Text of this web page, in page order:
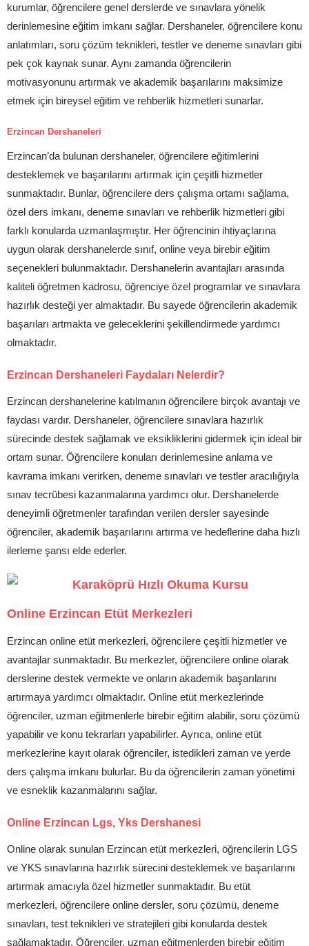
kurumlar, öğrencilere genel derslerde ve sınavlara yönelik
derinlemesine eğitim imkanı sağlar. Dershaneler, öğrencilere konu
anlatımları, soru çözüm teknikleri, testler ve deneme sınavları gibi
pek çok kaynak sunar. Aynı zamanda öğrencilerin
motivasyonunu artırmak ve akademik başarılarını maksimize
etmek için bireysel eğitim ve rehberlik hizmetleri sunarlar.
Erzincan Dershaneleri
Erzincan’da bulunan dershaneler, öğrencilere eğitimlerini
desteklemek ve başarılarını artırmak için çeşitli hizmetler
sunmaktadır. Bunlar, öğrencilere ders çalışma ortamı sağlama,
özel ders imkanı, deneme sınavları ve rehberlik hizmetleri gibi
farklı konularda uzmanlaşmıştır. Her öğrencinin ihtiyaçlarına
uygun olarak dershanelerde sınıf, online veya birebir eğitim
seçenekleri bulunmaktadır. Dershanelerin avantajları arasında
kaliteli öğretmen kadrosu, öğrenciye özel programlar ve sınavlara
hazırlık desteği yer almaktadır. Bu sayede öğrencilerin akademik
başarıları artmakta ve geleceklerini şekillendirmede yardımcı
olmaktadır.
Erzincan Dershaneleri Faydaları Nelerdir?
Erzincan dershanelerine katılmanın öğrencilere birçok avantajı ve
faydası vardır. Dershaneler, öğrencilere sınavlara hazırlık
sürecinde destek sağlamak ve eksikliklerini gidermek için ideal bir
ortam sunar. Öğrencilere konuları derinlemesine anlama ve
kavrama imkanı verirken, deneme sınavları ve testler aracılığıyla
sınav tecrübesi kazanmalarına yardımcı olur. Dershanelerde
deneyimli öğretmenler tarafından verilen dersler sayesinde
öğrenciler, akademik başarılarını artırma ve hedeflerine daha hızlı
ilerleme şansı elde ederler.
Online Erzincan Etüt Merkezleri
Erzincan online etüt merkezleri, öğrencilere çeşitli hizmetler ve
avantajlar sunmaktadır. Bu merkezler, öğrencilere online olarak
derslerine destek vermekte ve onların akademik başarılarını
artırmaya yardımcı olmaktadır. Online etüt merkezlerinde
öğrenciler, uzman eğitmenlerle birebir eğitim alabilir, soru çözümü
yapabilir ve konu tekrarları yapabilirler. Ayrıca, online etüt
merkezlerine kayıt olarak öğrenciler, istedikleri zaman ve yerde
ders çalışma imkanı bulurlar. Bu da öğrencilerin zaman yönetimi
ve esneklik kazanmalarını sağlar.
Online Erzincan Lgs, Yks Dershanesi
Online olarak sunulan Erzincan etüt merkezleri, öğrencilerin LGS
ve YKS sınavlarına hazırlık sürecini desteklemek ve başarılarını
artırmak amacıyla özel hizmetler sunmaktadır. Bu etüt
merkezleri, öğrencilere online dersler, soru çözümü, deneme
sınavları, test teknikleri ve stratejileri gibi konularda destek
sağlamaktadır. Öğrenciler, uzman eğitmenlerden birebir eğitim